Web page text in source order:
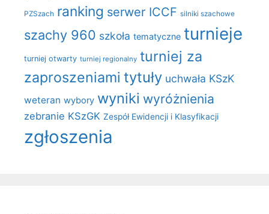
PZSzach ranking serwer ICCF silniki szachowe
szachy 960 szkoła tematyczne turnieje
turniej otwarty turniej regionalny turniej za
zaproszeniami tytuły uchwała KSzK
weteran wybory wyniki wyróżnienia
zebranie KSzGK Zespół Ewidencji i Klasyfikacji
zgłoszenia